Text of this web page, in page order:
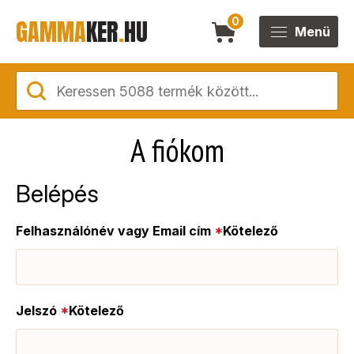
GAMMAKER.HU 0
Menü
A fiókom
Belépés
Felhasználónév vagy Email cím *Kötelező
Jelszó *Kötelező